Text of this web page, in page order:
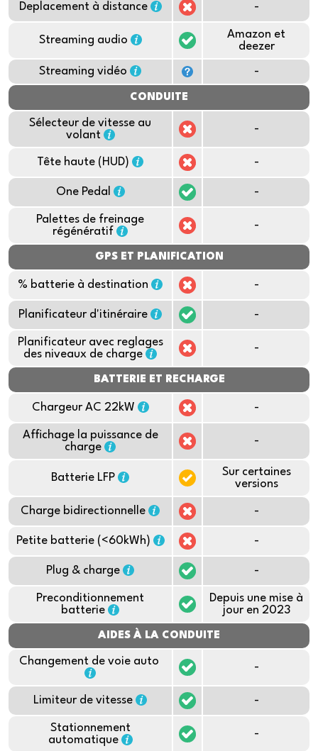
Deplacement à distance -
Streaming audio
Amazon et
deezer
Streaming vidéo -
CONDUITE
Sélecteur de vitesse au
volant
-
Tête haute (HUD) -
One Pedal -
Palettes de freinage
régénératif
-
GPS ET PLANIFICATION
% batterie à destination -
Planificateur d'itinéraire -
Planificateur avec reglages
des niveaux de charge
-
BATTERIE ET RECHARGE
Chargeur AC 22kW -
Affichage la puissance de
charge
-
Batterie LFP
Sur certaines
versions
Charge bidirectionnelle -
Petite batterie (<60kWh) -
Plug & charge -
Preconditionnement
batterie
Depuis une mise à
jour en 2023
AIDES À LA CONDUITE
Changement de voie auto -
Limiteur de vitesse -
Stationnement
automatique
-